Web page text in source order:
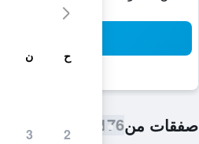
صفقات من176 ﷼
ح ن
2
3